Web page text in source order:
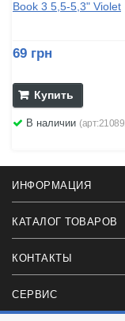
Book 3 5,5-5,3" Violet
69 грн
Купить
В наличии
ИНФОРМАЦИЯ
КАТАЛОГ ТОВАРОВ
КОНТАКТЫ
СЕРВИС